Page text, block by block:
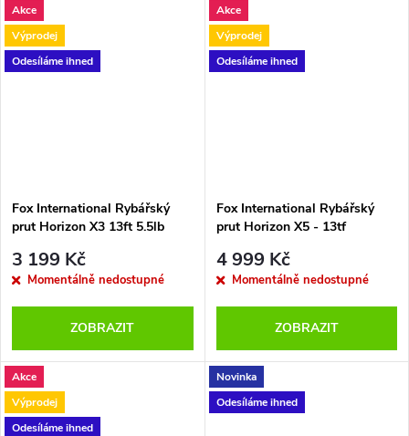
Akce
Výprodej
Odesíláme ihned
Fox International Rybářský
prut Horizon X3 13ft 5.5lb
3 199 Kč
Momentálně nedostupné
ZOBRAZIT
Akce
Výprodej
Odesíláme ihned
Fox International Rybářský
prut Horizon X5 - 13tf
4 999 Kč
Momentálně nedostupné
ZOBRAZIT
Akce
Výprodej
Odesíláme ihned
Novinka
Odesíláme ihned